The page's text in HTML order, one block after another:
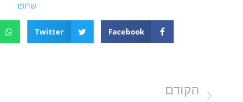
שתפו:
Facebook
Twitter
הקודם